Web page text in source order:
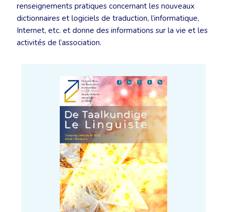
renseignements pratiques concernant les nouveaux
dictionnaires et logiciels de traduction, l’informatique,
Internet, etc. et donne des informations sur la vie et les
activités de l’association.